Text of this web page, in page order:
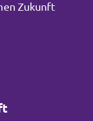
Zukunft